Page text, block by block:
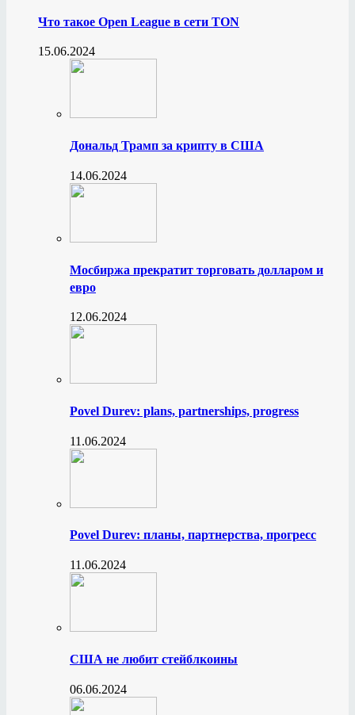
Что такое Open League в сети TON
15.06.2024
Дональд Трамп за крипту в США
14.06.2024
Мосбиржа прекратит торговать долларом и
евро
12.06.2024
Povel Durev: plans, partnerships, progress
11.06.2024
Povel Durev: планы, партнерства, прогресс
11.06.2024
США не любит стейблкоины
06.06.2024